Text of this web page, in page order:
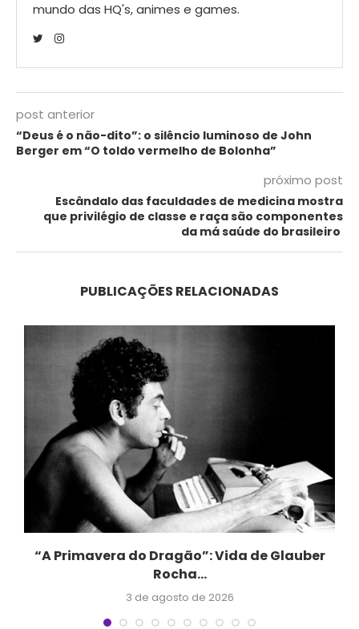
mundo das HQ's, animes e games.
post anterior
“Deus é o não-dito”: o silêncio luminoso de John
Berger em “O toldo vermelho de Bolonha”
próximo post
Escândalo das faculdades de medicina mostra
que privilégio de classe e raça são componentes
da má saúde do brasileiro
PUBLICAÇÕES RELACIONADAS
“A Primavera do Dragão”: Vida de Glauber
Rocha...
3 de agosto de 2026